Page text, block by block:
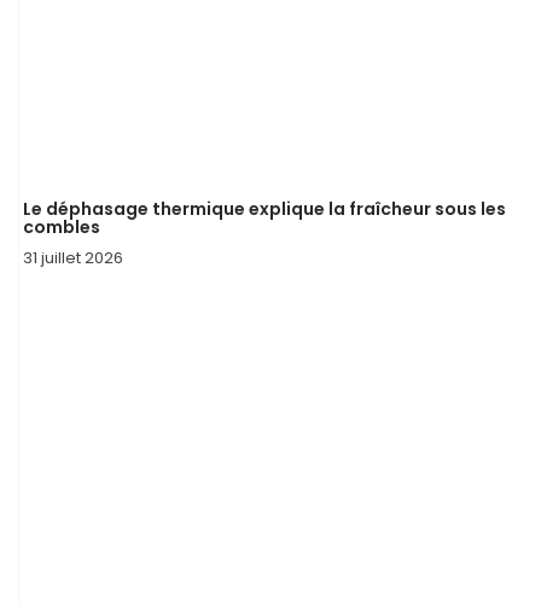
Le déphasage thermique explique la fraîcheur sous les
combles
31 juillet 2026